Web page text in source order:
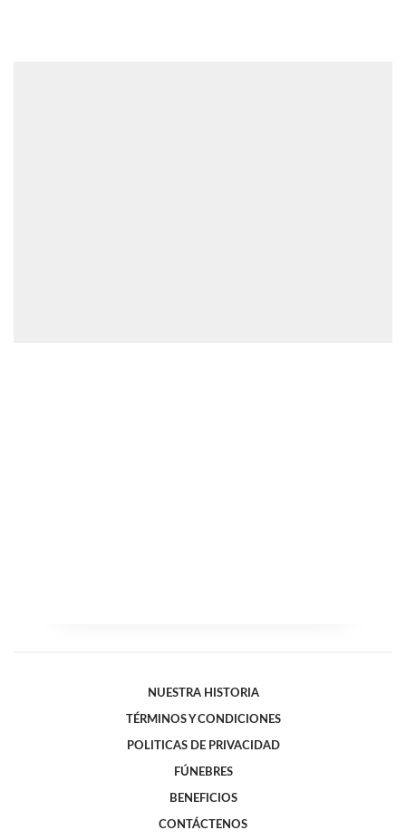
NUESTRA HISTORIA
TÉRMINOS Y CONDICIONES
POLITICAS DE PRIVACIDAD
FÚNEBRES
BENEFICIOS
CONTÁCTENOS